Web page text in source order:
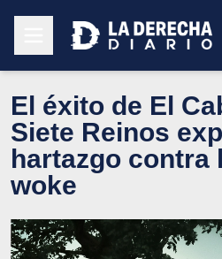
El éxito de El
Siete Reinos
hartazgo contra
woke